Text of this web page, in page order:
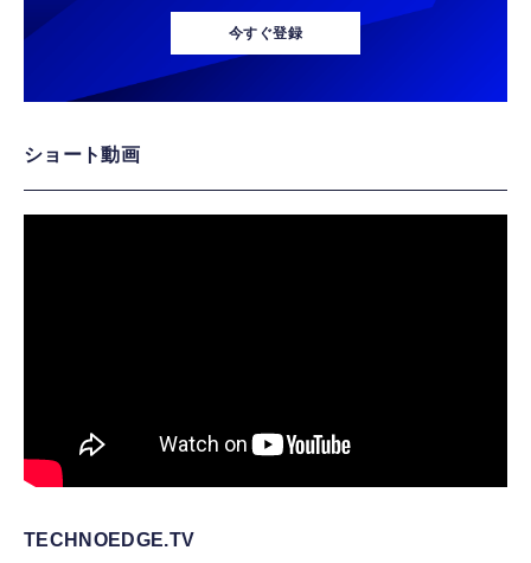
今すぐ登録
ショート動画
TECHNOEDGE.TV